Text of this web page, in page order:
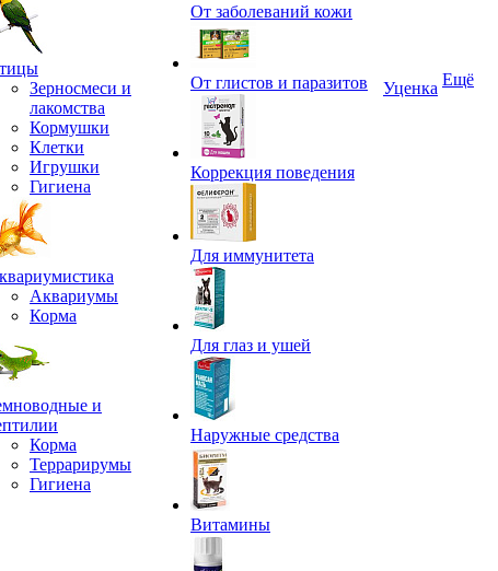
Зерносмеси и
лакомства
Кормушки
Клетки
Игрушки
Гигиена
Аквариумы
Корма
и
Корма
Террарирумы
Гигиена
От заболеваний кожи
От глистов и паразитов
Коррекция поведения
Для иммунитета
Для глаз и ушей
Наружные средства
Витамины
Уценка Ещё